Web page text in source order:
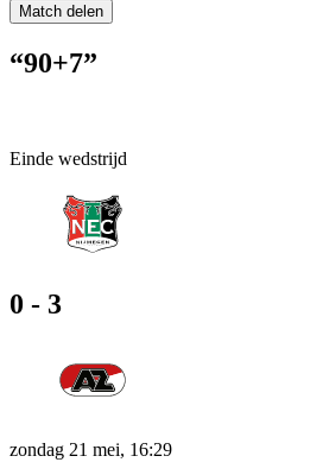
Match delen
“90+7”
Einde wedstrijd
0 - 3
zondag 21 mei, 16:29